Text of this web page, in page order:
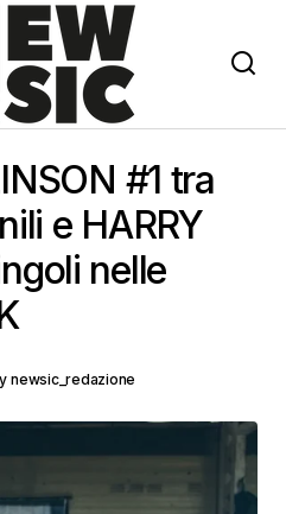
UK
#1 tra
e HARRY
nelle
newsic_redazione